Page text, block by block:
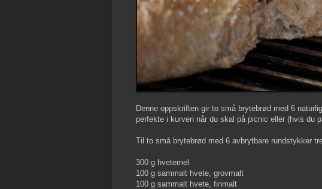
Denne oppskriften gir to små brytebrød med 6
perfekte i kurven når du skal på picnic eller (hvis du
Til to små brytebrød med 6 avbrytbare rundstykker
300 g hvetemel
100 g sammalt hvete, grovmalt
100 g sammalt hvete, finmalt